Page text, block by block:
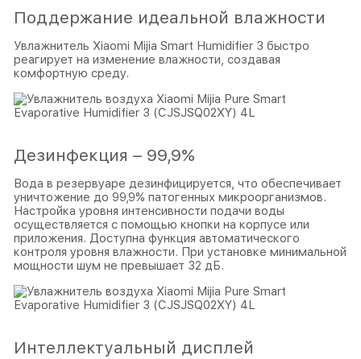
Поддержание идеальной влажности
Увлажнитель Xiaomi Mijia Smart Humidifier 3 быстро
реагирует на изменение влажности, создавая
комфортную среду.
Дезинфекция – 99,9%
Вода в резервуаре дезинфицируется, что обеспечивает
уничтожение до 99,9% патогенных микроорганизмов.
Настройка уровня интенсивности подачи воды
осуществляется с помощью кнопки на корпусе или
приложения. Доступна функция автоматического
контроля уровня влажности. При установке минимальной
мощности шум не превышает 32 дБ.
Интеллектуальный дисплей